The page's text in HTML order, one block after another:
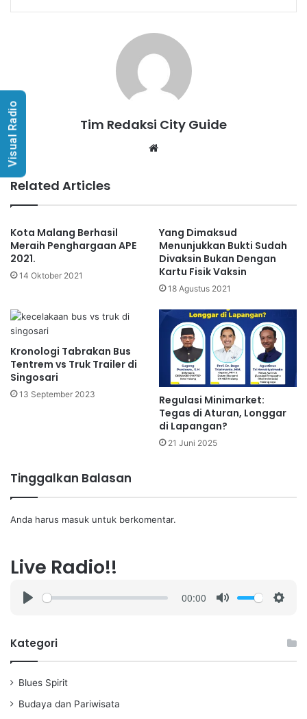
Tim Redaksi City Guide
Related Articles
Kota Malang Berhasil
Meraih Penghargaan APE
2021.
14 Oktober 2021
Yang Dimaksud
Menunjukkan Bukti Sudah
Divaksin Bukan Dengan
Kartu Fisik Vaksin
18 Agustus 2021
Kronologi Tabrakan Bus
Tentrem vs Truk Trailer di
Singosari
13 September 2023
Regulasi Minimarket:
Tegas di Aturan, Longgar
di Lapangan?
21 Juni 2025
Tinggalkan Balasan
Anda harus masuk untuk berkomentar.
Live Radio!!
a
00:00
Kategori
Blues Spirit
Budaya dan Pariwisata
Visual Radio